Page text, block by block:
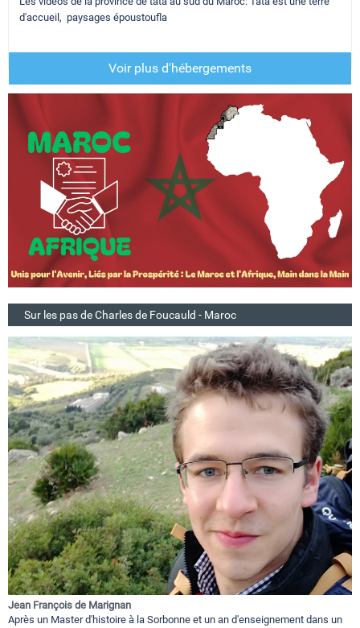
d'accueil, paysages époustoufla
Voir plus d'hébergements
Sur les pas de Charles de Foucauld - Maroc
Jean François de Marignan
Après un Master d'histoire à la Sorbonne et un an d'enseignement dans un